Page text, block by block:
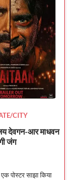
CITY
देवगन-आर माधवन
जंग
पोस्टर साझा किया